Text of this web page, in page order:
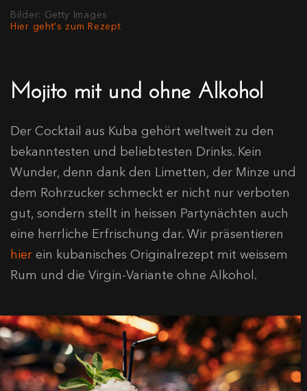
Bilder: Getty Images
Hier geht's zum Rezept
Mojito mit und ohne Alkohol
Der Cocktail aus Kuba gehört weltweit zu den
bekanntesten und beliebtesten Drinks. Kein
Wunder, denn dank den Limetten, der Minze und
dem Rohrzucker schmeckt er nicht nur verboten
gut, sondern stellt in heissen Partynächten auch
eine herrliche Erfrischung dar. Wir präsentieren
hier ein kubanisches Originalrezept mit weissem
Rum und die Virgin-Variante ohne Alkohol.